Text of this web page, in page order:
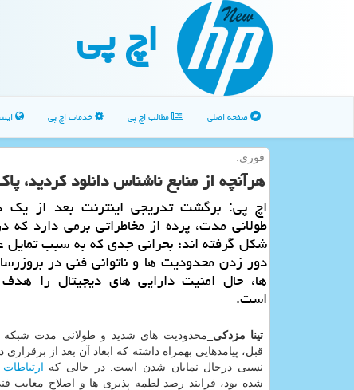
اچ پی
صفحه اصلی مطالب اچ پی خدمات اچ پی
فوری:
هرآنچه از منابع ناشناس دانلود کردید،
اچ پی: برگشت تدریجی اینترنت بعد از یک
طولانی مدت، پرده از مخاطراتی برمی دارد که
شکل گرفته اند؛ بحرانی جدی که به سبب تمایل
دور زدن محدودیت ها و ناتوانی فنی در
ها، حال امنیت دارایی های دیجیتال را هدف
است.
تینا مزدکی_ محدودیت های شدید و طولانی مدت شبکه
قبل، پیامدهایی بهمراه داشته که ابعاد آن بعد از
نسبی درحال نمایان شدن است. در حالی که
ارتباطات
شده بود، فرایند رصد لطمه پذیری ها و اصلاح معایب